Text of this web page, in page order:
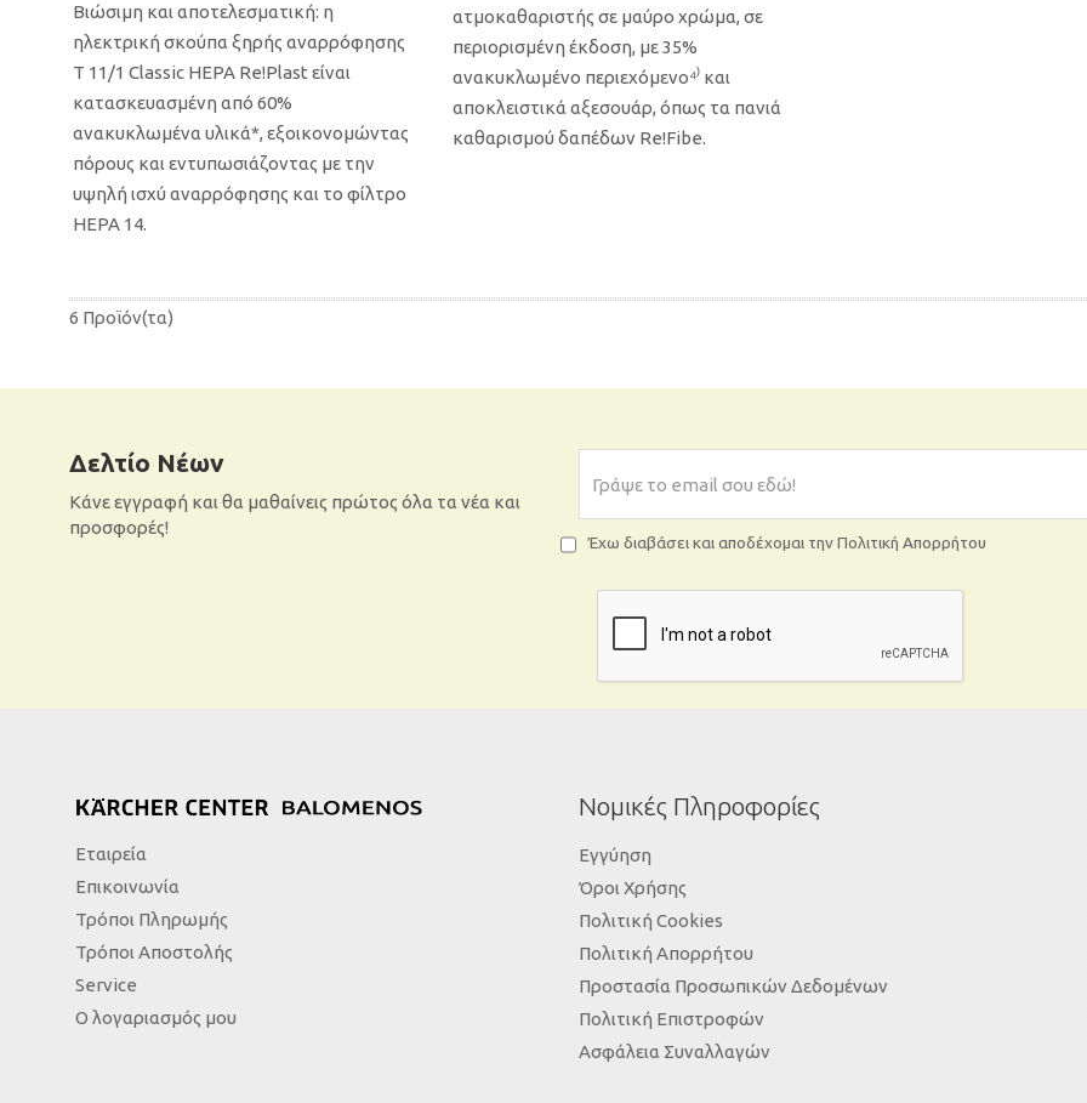
Βιώσιμη και αποτελεσματική: η
ηλεκτρική σκούπα ξηρής αναρρόφησης
T 11/1 Classic HEPA Re!Plast είναι
κατασκευασμένη από 60%
ανακυκλωμένα υλικά*, εξοικονομώντας
πόρους και εντυπωσιάζοντας με την
υψηλή ισχύ αναρρόφησης και το φίλτρο
HEPA 14.
ατμοκαθαριστής σε μαύρο χρώμα, σε
περιορισμένη έκδοση, με 35%
ανακυκλωμένο περιεχόμενο⁴⁾ και
αποκλειστικά αξεσουάρ, όπως τα πανιά
καθαρισμού δαπέδων Re!Fibe.
6 Προϊόν(τα)
Δελτίο Νέων
Κάνε εγγραφή και θα μαθαίνεις πρώτος όλα τα νέα και
προσφορές!
Έχω διαβάσει και αποδέχομαι την Πολιτική Απορρήτου
Εταιρεία
Επικοινωνία
Τρόποι Πληρωμής
Τρόποι Αποστολής
Service
Ο λογαριασμός μου
Νομικές Πληροφορίες
Εγγύηση
Όροι Χρήσης
Πολιτική Cookies
Πολιτική Απορρήτου
Προστασία Προσωπικών Δεδομένων
Πολιτική Επιστροφών
Ασφάλεια Συναλλαγών